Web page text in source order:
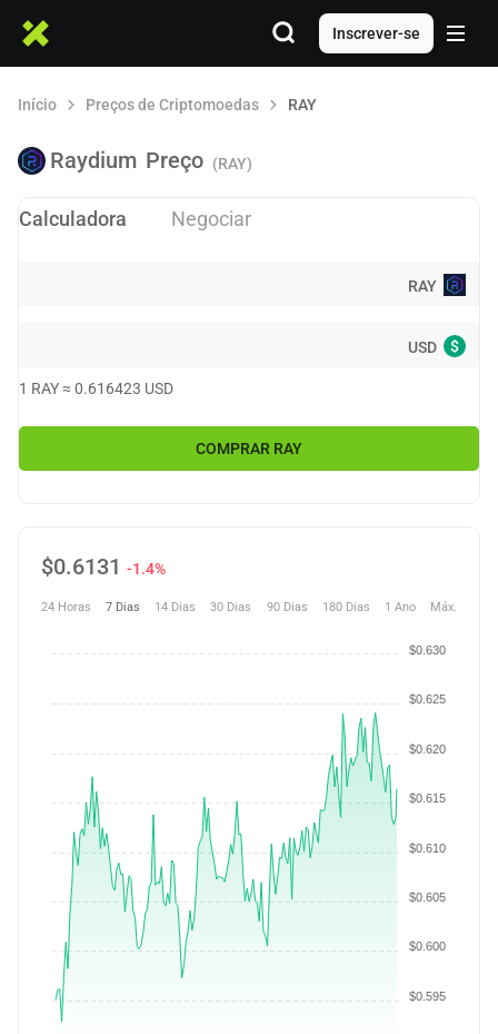
Inscrever-se
Início Preços de Criptomoedas RAY
Raydium Preço (RAY)
Calculadora Negociar
RAY
USD $
1 RAY≈ 0.616423 USD
COMPRAR RAY
$0.6131 -1.4%
24 Horas 7 Dias 14 Dias 30 Dias 90 Dias 180 Dias 1 Ano Máx.
$0.595
$0.600
$0.605
$0.610
$0.615
$0.620
$0.625
$0.630